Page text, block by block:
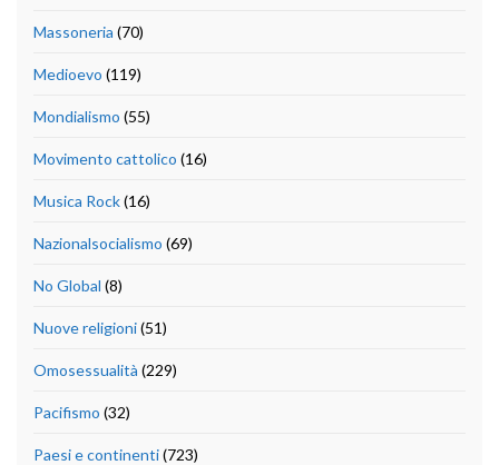
Massoneria (70)
Medioevo (119)
Mondialismo (55)
Movimento cattolico (16)
Musica Rock(16)
Nazionalsocialismo (69)
No Global (8)
Nuove religioni(51)
Omosessualità (229)
Pacifismo (32)
Paesi e continenti(723)